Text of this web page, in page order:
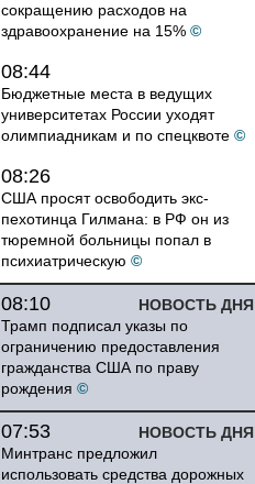
сокращению расходов на
здравоохранение на 15% ©
08:44
Бюджетные места в ведущих
университетах России уходят
олимпиадникам и по спецквоте ©
08:26
США просят освободить экс-
пехотинца Гилмана: в РФ он из
тюремной больницы попал в
психиатрическую ©
НОВОСТЬ ДНЯ
08:10
Трамп подписал указы по
ограничению предоставления
гражданства США по праву
рождения ©
НОВОСТЬ ДНЯ
07:53
Минтранс предложил
использовать средства дорожных